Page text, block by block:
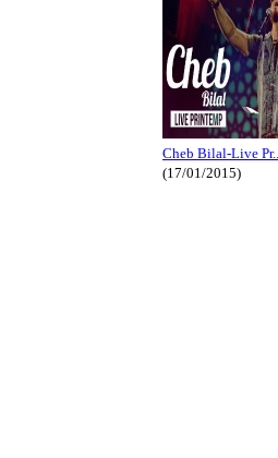
Cheb Bilal-Live Pr...
(17/01/2015)